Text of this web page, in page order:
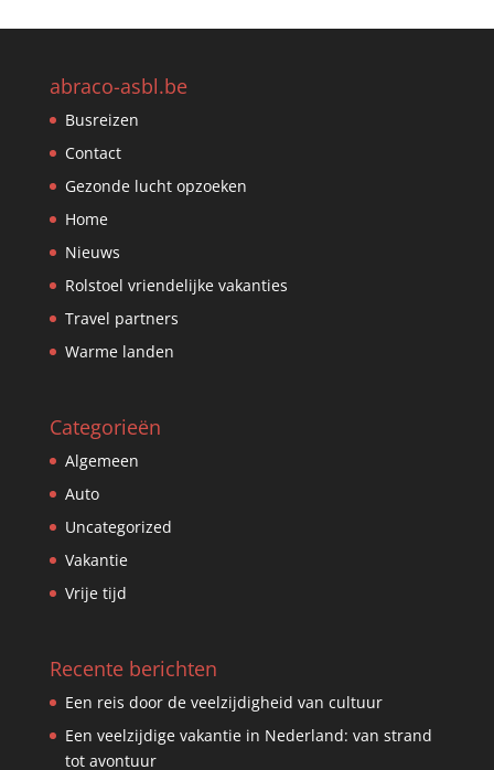
abraco-asbl.be
Busreizen
Contact
Gezonde lucht opzoeken
Home
Nieuws
Rolstoel vriendelijke vakanties
Travel partners
Warme landen
Categorieën
Algemeen
Auto
Uncategorized
Vakantie
Vrije tijd
Recente berichten
Een reis door de veelzijdigheid van cultuur
Een veelzijdige vakantie in Nederland: van strand
tot avontuur